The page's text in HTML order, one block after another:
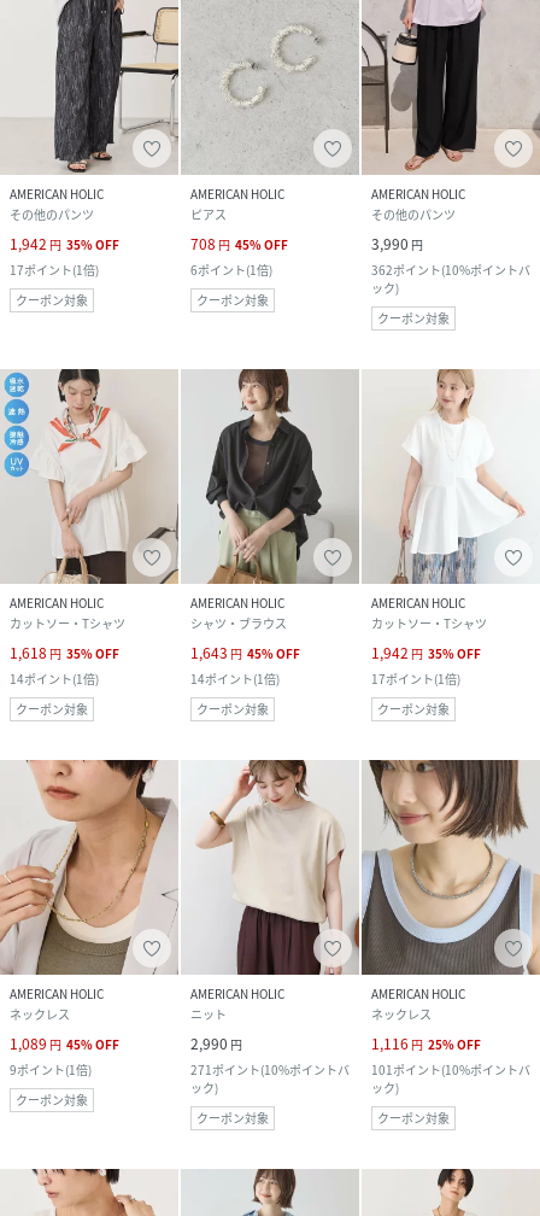
AMERICAN HOLIC
その他のパンツ
1,942 円 35%OFF
17ポイント(1倍)
クーポン対象
AMERICAN HOLIC
ピアス
708 円 45%OFF
6ポイント(1倍)
クーポン対象
AMERICAN HOLIC
その他のパンツ
3,990 円
362ポイント(10%ポイントバ
ック)
クーポン対象
AMERICAN HOLIC
カットソー・Tシャツ
1,618 円 35%OFF
14ポイント(1倍)
クーポン対象
AMERICAN HOLIC
シャツ・ブラウス
1,643 円 45%OFF
14ポイント(1倍)
クーポン対象
AMERICAN HOLIC
カットソー・Tシャツ
1,942 円 35%OFF
17ポイント(1倍)
クーポン対象
AMERICAN HOLIC
ネックレス
1,089 円 45%OFF
9ポイント(1倍)
クーポン対象
AMERICAN HOLIC
ニット
2,990 円
271 ポイント(10%ポイントバ
ック)
クーポン対象
AMERICAN HOLIC
ネックレス
1,116 円 25%OFF
101 ポイント(10%ポイントバ
ック)
クーポン対象